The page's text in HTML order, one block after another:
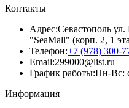
Контакты
Адрес:Севастополь
"SeaMall" (корп. 2, 1
Телефон:+7 (978) 300-
Email:299000@list.ru
График работы:Пн-Вс:
Информация